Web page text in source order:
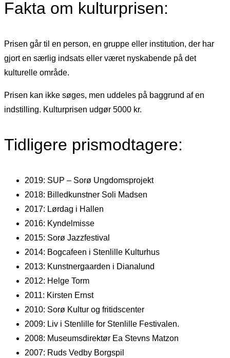
Fakta om kulturprisen:
Prisen går til en person, en gruppe eller institution, der har
gjort en særlig indsats eller været nyskabende på det
kulturelle område.
Prisen kan ikke søges, men uddeles på baggrund af en
indstilling. Kulturprisen udgør 5000 kr.
Tidligere prismodtagere:
2019: SUP – Sorø Ungdomsprojekt
2018: Billedkunstner Soli Madsen
2017: Lørdag i Hallen
2016: Kyndelmisse
2015: Sorø Jazzfestival
2014: Bogcafeen i Stenlille Kulturhus
2013: Kunstnergaarden i Dianalund
2012: Helge Torm
2011: Kirsten Ernst
2010: Sorø Kultur og fritidscenter
2009: Liv i Stenlille for Stenlille Festivalen.
2008: Museumsdirektør Ea Stevns Matzon
2007: Ruds Vedby Borgspil